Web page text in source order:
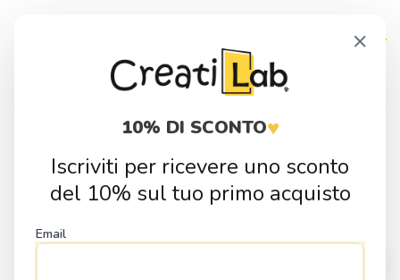
Home Idee Regalo Eventi e Festivita Regali di Natale
Targa
Fuori Porta in Legno con Albero di Natale
×
10% DI SCONTO♥
Iscriviti per ricevere uno sconto
del 10% sul tuo primo acquisto
Email